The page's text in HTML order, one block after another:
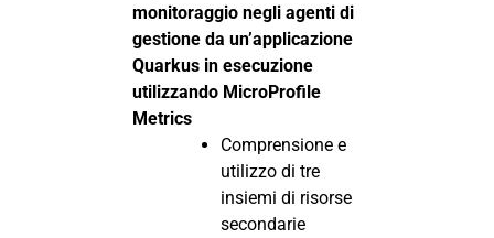
monitoraggio negli agenti di
gestione da un’applicazione
Quarkus in esecuzione
utilizzando MicroProfile
Metrics
Comprensione e
utilizzo di tre
insiemi di risorse
secondarie